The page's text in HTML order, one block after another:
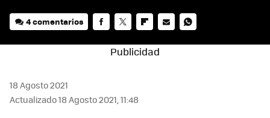
4 comentarios
MAIL
18 Agosto 2021
Actualizado 18 Agosto 2021, 11:48